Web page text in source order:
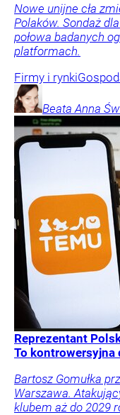
Nowe unijne cła
Polaków. Sondaż
połowa badanych
platformach.
Firmy i rynki
Beata Anna
Reprezentant
To kontrowersyjna
Bartosz Gomułka
Warszawa.
klubem aż do 2029